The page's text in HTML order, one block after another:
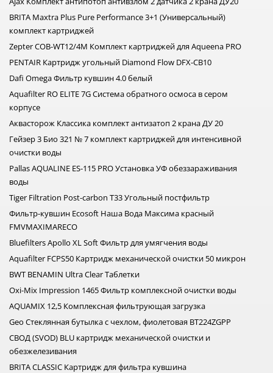
BRITA Maxtra Plus Pure Performance 3+1 (Универсальный)
комплект картриджей
Zepter COB-WT12/4M Комплект картриджей для Aqueena PRO
PENTAIR Картридж угольный Diamond Flow DFX-CB10
Dafi Omega Фильтр кувшин 4.0 белый
Aquafilter RO ELITE 7G Система обратного осмоса в сером
корпусе
Аквасторож Классика комплект антизатоп 2 крана ДУ 20
Гейзер 3 Био 321 № 7 комплект картриджей для интенсивной
очистки воды
Pallas AQUALINE ES-115 PRO Установка УФ обеззараживания
воды
Tiger Filtration Post-carbon T33 Угольный постфильтр
Фильтр-кувшин Ecosoft Наша Вода Максима красный
FMVMAXIMARECO
Bluefilters Apollo XL Soft Фильтр для умягчения воды
Aquafilter FCPS50 Картридж механической очистки 50 микрон
BWT BENAMIN Ultra Clear Таблетки
Oxi-Mix Impression 1465 Фильтр комплексной очистки воды
AQUAMIX 12,5 Комплексная фильтрующая загрузка
Geo Стеклянная бутылка с чехлом, фиолетовая BT224ZGPP
СВОД (SVOD) BLU картридж механической очистки и
обезжелезивания
BRITA CLASSIC Картридж для фильтра кувшина